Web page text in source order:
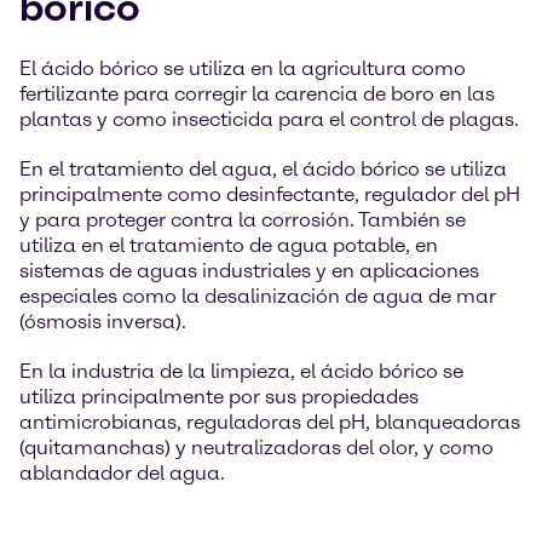
El ácido bórico se utiliza en la agricultura como
fertilizante para corregir la carencia de boro en las
plantas y como insecticida para el control de plagas.
En el tratamiento del agua, el ácido bórico se utiliza
principalmente como desinfectante, regulador del pH
y para proteger contra la corrosión. También se
utiliza en el tratamiento de agua potable, en
sistemas de aguas industriales y en aplicaciones
especiales como la desalinización de agua de mar
(ósmosis inversa).
En la industria de la limpieza, el ácido bórico se
utiliza principalmente por sus propiedades
antimicrobianas, reguladoras del pH, blanqueadoras
(quitamanchas) y neutralizadoras del olor, y como
ablandador del agua.